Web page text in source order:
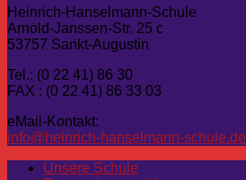
Heinrich-Hanselmann-Schule
Arnold-Janssen-Str. 25 c
53757 Sankt-Augustin
Tel.: (0 22 41) 86 30
FAX : (0 22 41) 86 33 03
eMail-Kontakt:
info@heinrich-hanselmann-schule.de
Unsere Schule